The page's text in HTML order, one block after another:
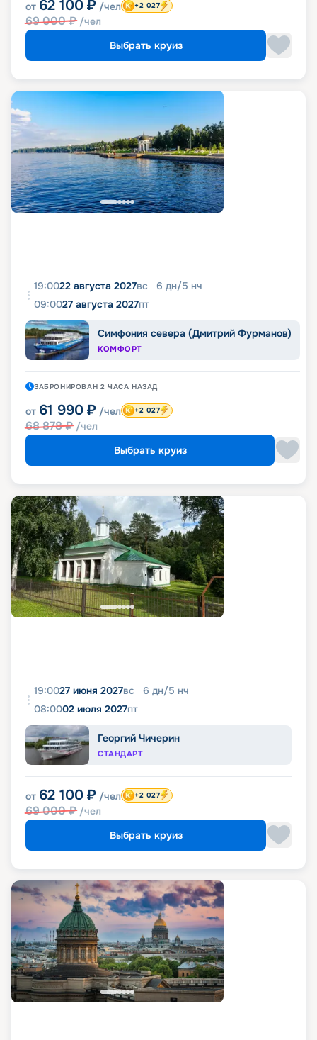
от 62 100 ₽ /чел
69 000₽ /чел
+2 027
Выбрать круиз
19:0022 августа 2027вс 6 дн/5 нч
09:0027 августа 2027пт
Симфония севера (Дмитрий Фурманов)
КОМФОРТ
ЗАБРОНИРОВАН 2 ЧАСА НАЗАД
от 61 990 ₽ /чел
68 878₽ /чел
+2 027
Выбрать круиз
19:0027 июня 2027вс 6 дн/5 нч
08:0002 июля 2027пт
Георгий Чичерин
СТАНДАРТ
от 62 100 ₽ /чел
69 000₽ /чел
+2 027
Выбрать круиз